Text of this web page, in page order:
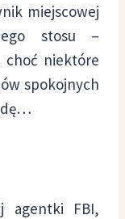
miejscowej
stosu –
choć niektóre
spokojnych
agentki FBI,